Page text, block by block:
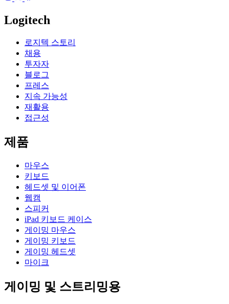
Logitech
로지텍 스토리
채용
투자자
블로그
프레스
지속 가능성
재활용
접근성
제품
마우스
키보드
헤드셋 및 이어폰
웹캠
스피커
iPad 키보드 케이스
게이밍 마우스
게이밍 키보드
게이밍 헤드셋
마이크
게이밍 및 스트리밍용